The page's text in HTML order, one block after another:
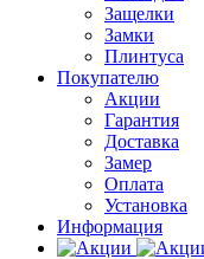
Защелки
Замки
Плинтуса
Покупателю
Акции
Гарантия
Доставка
Замер
Оплата
Установка
Информация